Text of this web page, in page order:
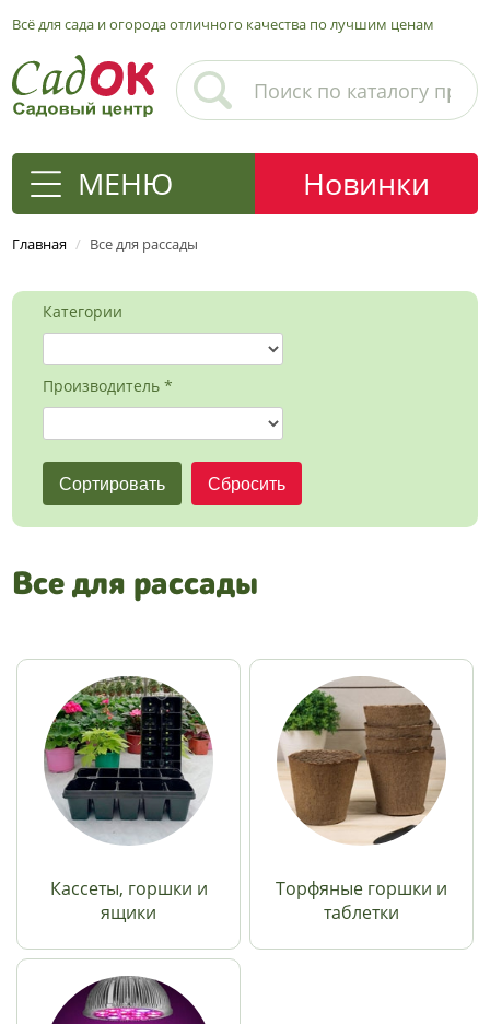
Всё для сада и огорода отличного качества по лучшим ценам
МЕНЮ Новинки
Главная / Все для рассады
Категории
Производитель *
Все для рассады
Кассеты, горшки и
ящики
Торфяные горшки и
таблетки